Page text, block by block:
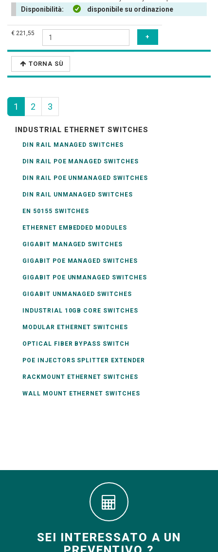
Disponibilità: disponibile su ordinazione
€ 221,55
TORNA SÙ
1 2 3
INDUSTRIAL ETHERNET SWITCHES
DIN RAIL MANAGED SWITCHES
DIN RAIL POE MANAGED SWITCHES
DIN RAIL POE UNMANAGED SWITCHES
DIN RAIL UNMANAGED SWITCHES
EN 50155 SWITCHES
ETHERNET EMBEDDED MODULES
GIGABIT MANAGED SWITCHES
GIGABIT POE MANAGED SWITCHES
GIGABIT POE UNMANAGED SWITCHES
GIGABIT UNMANAGED SWITCHES
INDUSTRIAL 10GB CORE SWITCHES
MODULAR ETHERNET SWITCHES
OPTICAL FIBER BYPASS SWITCH
POE INJECTORS SPLITTER EXTENDER
RACKMOUNT ETHERNET SWITCHES
WALL MOUNT ETHERNET SWITCHES
SEI INTERESSATO A UN